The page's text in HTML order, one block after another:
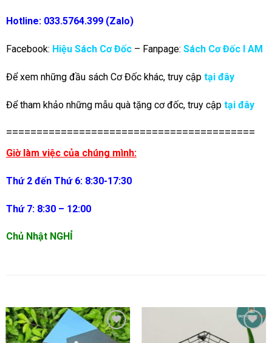
Hotline: 033.5764.399 (Zalo)
Facebook: Hiệu Sách Cơ Đốc– Fanpage: Sách Cơ Đốc I AM
Để xem những đầu sách Cơ Đốc khác, truy cập tại đây
Để tham khảo những mẫu quà tặng cơ đốc, truy cập tại đây
=========================================
Giờ làm việc của chúng mình:
Thứ 2 đến Thứ 6: 8:30-17:30
Thứ 7: 8:30 – 12:00
Chủ Nhật NGHỈ